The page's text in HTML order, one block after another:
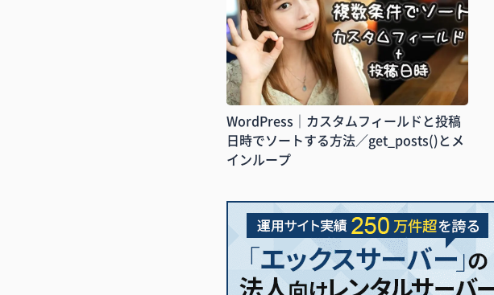
WordPress｜カスタムフィールドと投稿
日時でソートする方法／get_posts()とメ
インループ